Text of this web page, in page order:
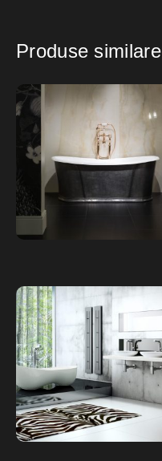
Produse similare